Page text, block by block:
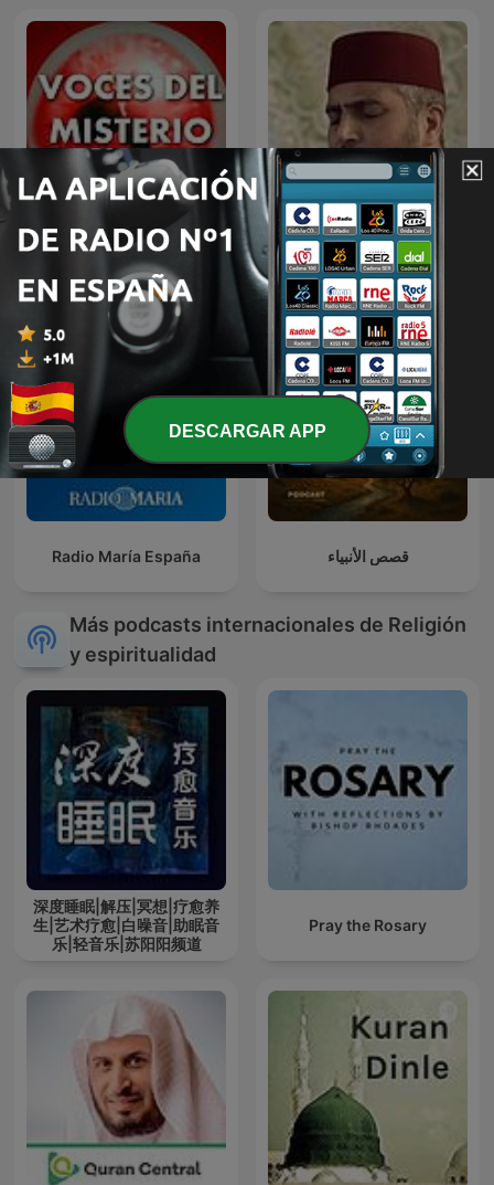
Voces del Misterio القرآن الكريم
Radio María España قصص الأنبياء
Más podcasts internacionales de Religión
y espiritualidad
深度睡眠|解压|冥想|疗愈养
生|艺术疗愈|白噪音|助眠音
乐|轻音乐|苏阳阳频道
Pray the Rosary
DESCARGAR APP